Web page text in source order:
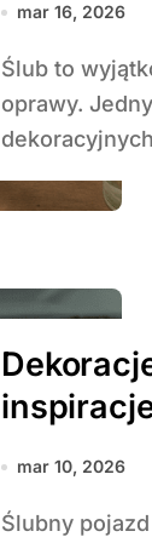
mar 16, 2026
Ślub to wyjątkowy moment, który wymaga niezwykłej
oprawy.
mar 10, 2026
Ślubny pojazd to nie tylko sposób transportu Młodej